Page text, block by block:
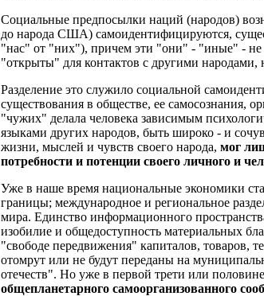
Социальные предпосылки наций (народов)
до народа США) самоидентифицируются,
"нас" от "них"), причем эти "они" - "иные" - не
"открыты" для контактов с другими
Разделение это служило социальной
существования в обществе, ее самосознания,
"чужих" делала человека зависимым
языками других народов, быть широко - и
жизни, мыслей и чувств своего народа, мог
потребности и потенции своего личного и
Уже в наше время национальные экономики
границы; международное и региональное
мира. Единство информационного
изобилие и общедоступность материальных
"свободе передвижения" капиталов, товаров,
отомрут или не будут переданы на
отечеств". Но уже в первой трети или
общепланетарного самоорганизованного